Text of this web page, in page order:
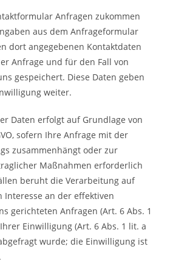
Anfragen zukommen
aus dem Anfrageformular
dort angegebenen Kontaktdaten
Anfrage und für den Fall von
gespeichert. Diese Daten geben
weiter.
Daten erfolgt auf Grundlage von
sofern Ihre Anfrage mit der
zusammenhängt oder zur
Maßnahmen erforderlich
beruht die Verarbeitung auf
Interesse an der effektiven
gerichteten Anfragen (Art. 6 Abs. 1
Einwilligung (Art. 6 Abs. 1 lit. a
wurde; die Einwilligung ist